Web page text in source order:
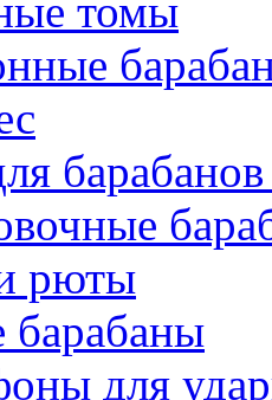
томы
рюты
барабаны
для